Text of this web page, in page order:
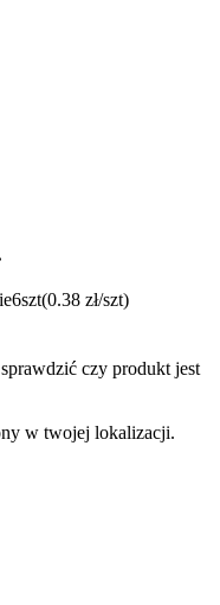
6szt(0.38 zł/szt)
czy produkt jest
w twojej lokalizacji.